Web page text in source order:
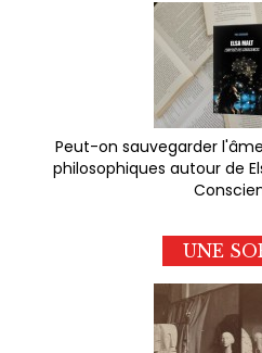
Peut-on sauvegarder
philosophiques autour de
UNE